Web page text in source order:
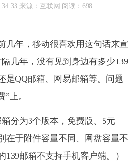
来源：互联网 阅读：698
几年，移动很喜欢用这句话来宣
几年，没有见到身边有多少139
是QQ邮箱、网易邮箱等。问题
上。
分为3个版本，免费版、5元
在于附件容量不同、网盘容量不
139邮箱不支持手机客户端。）